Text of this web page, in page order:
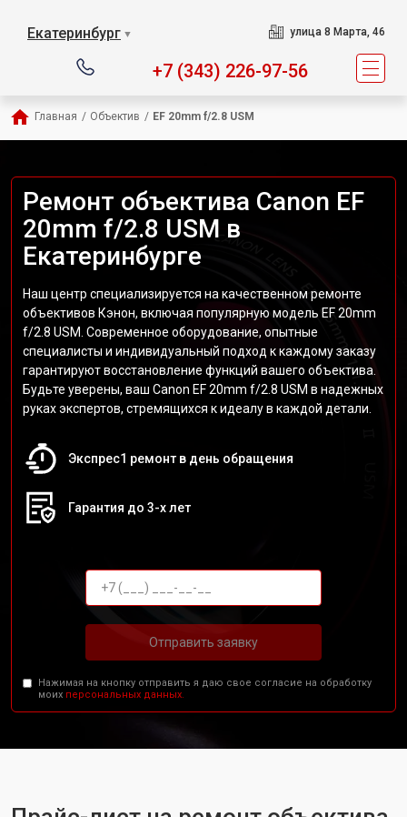
Екатеринбург ▼ улица 8 Марта, 46
+7 (343) 226-97-56
Главная / Объектив / EF 20mm f/2.8 USM
Ремонт объектива Canon EF
20mm f/2.8 USM в
Екатеринбурге
Наш центр специализируется на качественном ремонте
объективов Кэнон, включая популярную модель EF 20mm
f/2.8 USM. Современное оборудование, опытные
специалисты и индивидуальный подход к каждому заказу
гарантируют восстановление функций вашего объектива.
Будьте уверены, ваш Canon EF 20mm f/2.8 USM в надежных
руках экспертов, стремящихся к идеалу в каждой детали.
Экспрес1 ремонт в день обращения
Гарантия до 3-х лет
Отправить заявку
Нажимая на кнопку отправить я даю свое согласие на обработку
моих персональных данных.